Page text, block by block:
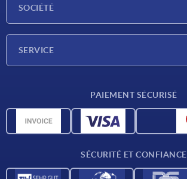
SOCIÉTÉ
SERVICE
Données CAO
PAIEMENT SÉCURISÉ
SÉCURITÉ ET CONFIANCE